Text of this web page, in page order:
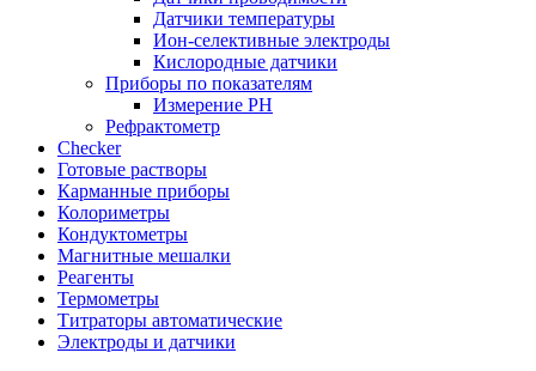
Датчики температуры
Ион-селективные электроды
Кислородные датчики
Приборы по показателям
Измерение PH
Рефрактометр
Checker
Готовые растворы
Карманные приборы
Колориметры
Кондуктометры
Магнитные мешалки
Реагенты
Термометры
Титраторы автоматические
Электроды и датчики